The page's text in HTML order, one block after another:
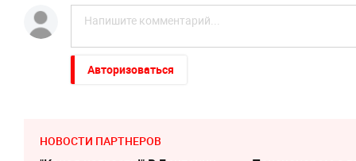
Авторизоваться
НОВОСТИ ПАРТНЕРОВ